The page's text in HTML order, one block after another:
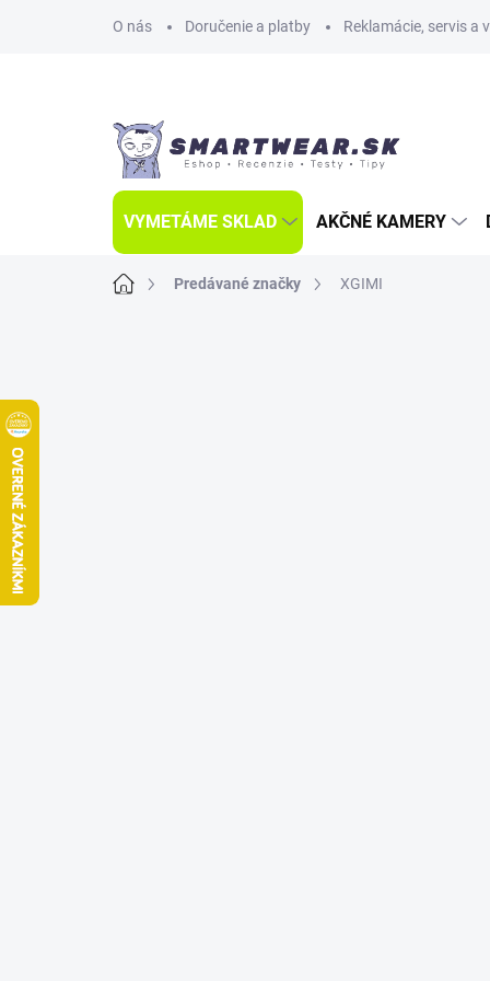
O nás Doručenie a platby Reklamácie, servis a
VYMETÁME SKLAD AKČNÉ KAMERY
DomovPredávané značky XGIMI